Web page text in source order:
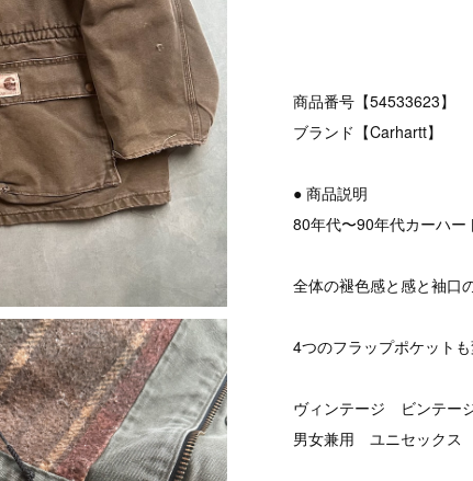
商品番号【54533623】
ブランド【Carhartt】
● 商品説明
80年代〜90年代カーハー
全体の褪色感と感と袖口
4つのフラップポケットも
ヴィンテージ ビンテー
男女兼用 ユニセックス